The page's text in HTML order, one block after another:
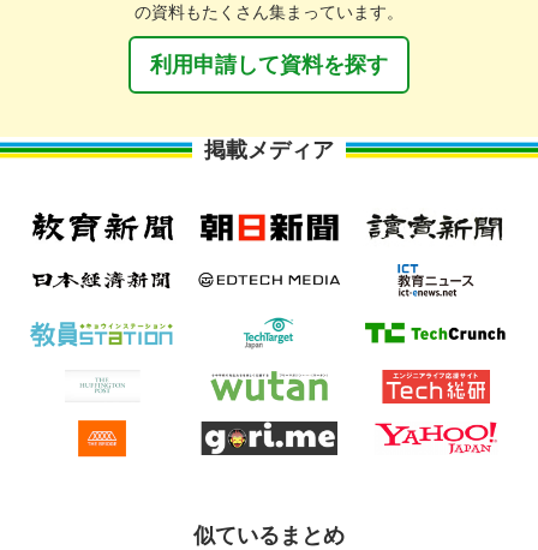
の資料もたくさん集まっています。
利用申請して資料を探す
掲載メディア
似ているまとめ